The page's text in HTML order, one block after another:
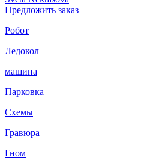
Предложить заказ
Робот
Ледокол
машина
Парковка
Схемы
Гравюра
Гном